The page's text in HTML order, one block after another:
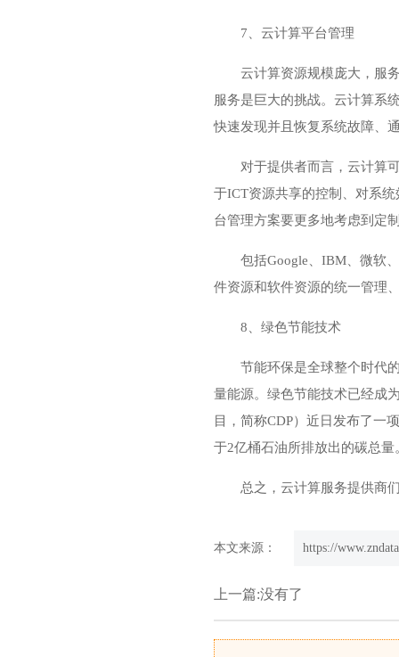
7、云计算平台管理
云计算资源规模庞大，服
服务是巨大的挑战。云计算系
快速发现并且恢复系统故障、
对于提供者而言，云计算
于ICT资源共享的控制、对系
台管理方案要更多地考虑到定
包括Google、IBM、微软
件资源和软件资源的统一管理
8、绿色节能技术
节能环保是全球整个时代
量能源。绿色节能技术已经成
目，简称CDP）近日发布了一
于2亿桶石油所排放出的碳总量
总之，云计算服务提供商
本文来源： https://
上一篇:没有了